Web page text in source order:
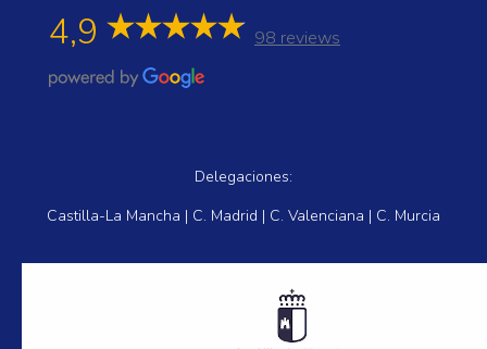
4,9 98 reviews
Delegaciones:
Castilla-La Mancha | C. Madrid | C. Valenciana | C. Murcia